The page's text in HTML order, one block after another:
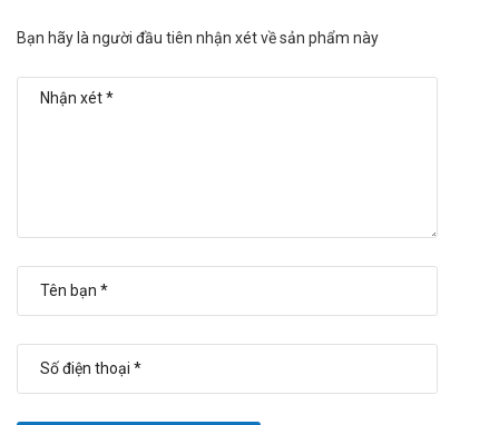
Bạn hãy là người đầu tiên nhận xét về sản phẩm này